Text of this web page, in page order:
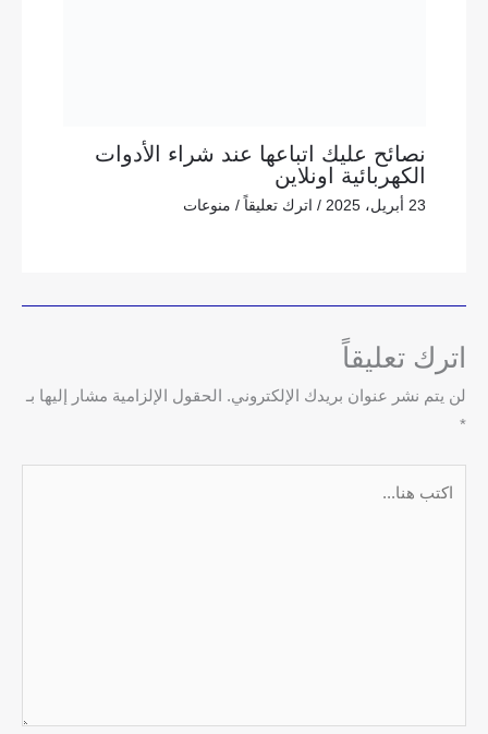
نصائح عليك اتباعها عند شراء الأدوات
الكهربائية اونلاين
23 أبريل، 2025 / اترك تعليقاً / منوعات
اترك تعليقاً
لن يتم نشر عنوان بريدك الإلكتروني. الحقول الإلزامية مشار إليها بـ
*